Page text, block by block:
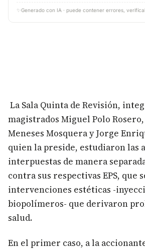
✨ Generado con IA · puede contener errores,
La Sala Quinta de Revisión,
magistrados Miguel Polo
Meneses Mosquera y Jorge
quien la preside, estudiaron las
interpuestas de manera
contra sus respectivas EPS, que
intervenciones estéticas -
biopolímeros- que derivaron
salud.
En el primer caso, a la